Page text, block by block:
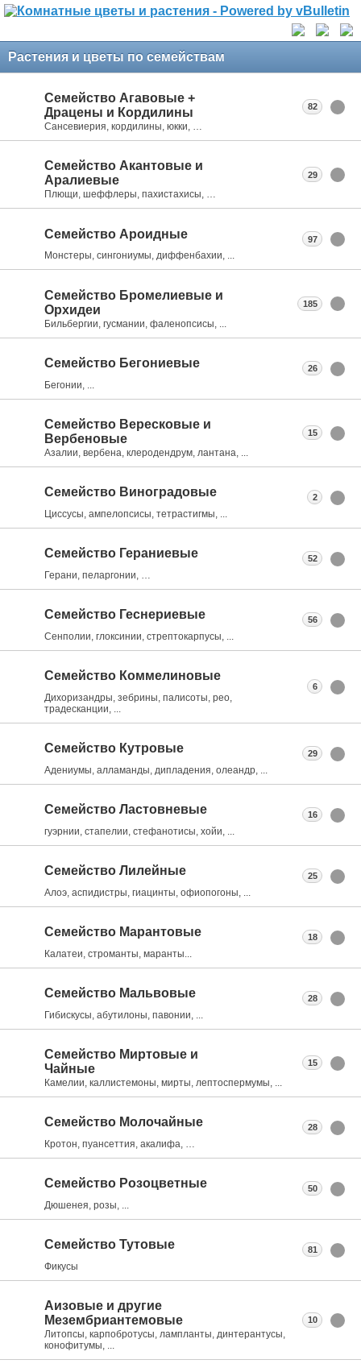
Растения и цветы по семействам
Семейство Агавовые +
Драцены и Кордилины
Сансевиерия, кордилины, юкки, …
82
Семейство Акантовые и
Аралиевые
Плющи, шеффлеры, пахистахисы, …
29
Семейство Ароидные
Монстеры, сингониумы, диффенбахии, ...
97
Семейство Бромелиевые и
Орхидеи
Бильбергии, гусмании, фаленопсисы, ...
185
Семейство Бегониевые
Бегонии, ...
26
Семейство Вересковые и
Вербеновые
Азалии, вербена, клеродендрум, лантана, ...
15
Семейство Виноградовые
Циссусы, ампелопсисы, тетрастигмы, ...
2
Семейство Гераниевые
Герани, пеларгонии, …
52
Семейство Геснериевые
Сенполии, глоксинии, стрептокарпусы, ...
56
Семейство Коммелиновые
Дихоризандры, зебрины, палисоты, рео,
традесканции, ...
6
Семейство Кутровые
Адениумы, алламанды, дипладения, олеандр, ...
29
Семейство Ластовневые
гуэрнии, стапелии, стефанотисы, хойи, ...
16
Семейство Лилейные
Алоэ, аспидистры, гиацинты, офиопогоны, ...
25
Семейство Марантовые
Калатеи, строманты, маранты...
18
Семейство Мальвовые
Гибискусы, абутилоны, павонии, ...
28
Семейство Миртовые и
Чайные
Камелии, каллистемоны, мирты, лептоспермумы, ...
15
Семейство Молочайные
Кротон, пуансеттия, акалифа, …
28
Семейство Розоцветные
Дюшенея, розы, ...
50
Семейство Тутовые
Фикусы
81
Аизовые и другие
Мезембриантемовые
Литопсы, карпобротусы, лампланты, динтерантусы,
конофитумы, ...
10